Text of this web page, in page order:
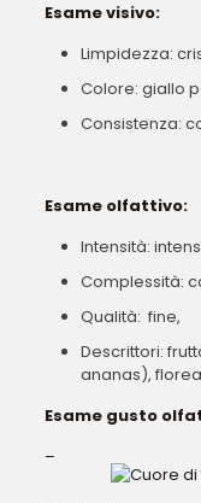
Esame visivo:
Limpidezza:
Colore: giallo
Consistenza:
Esame olfattivo:
Intensità:
Complessità:
Qualità: fine,
Descrittori:
ananas),
Esame gusto
–